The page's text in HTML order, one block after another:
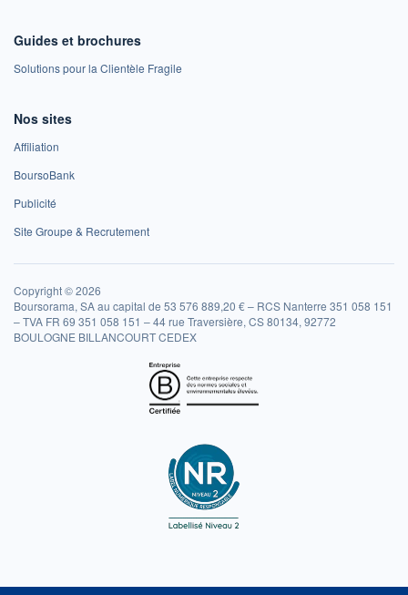
Guides et brochures
Solutions pour la Clientèle Fragile
Nos sites
Affiliation
BoursoBank
Publicité
Site Groupe & Recrutement
Copyright © 2026
Boursorama, SA au capital de 53 576 889,20 € – RCS Nanterre 351 058 151
– TVA FR 69 351 058 151 – 44 rue Traversière, CS 80134, 92772
BOULOGNE BILLANCOURT CEDEX